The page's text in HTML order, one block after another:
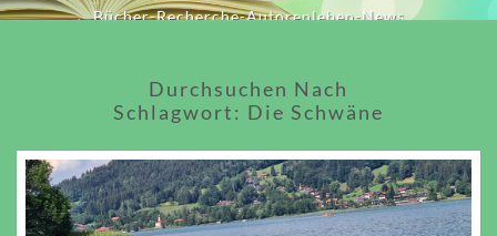
Bücher-Recherche-Autorenleben-News
Durchsuchen Nach
Schlagwort: Die Schwäne